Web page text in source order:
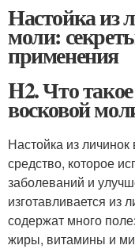
Настойка из
моли:
применения
H2. Что
восковой
Настойка из
средство, которое
заболеваний и
изготавливается из
содержат много
жиры, витамины и